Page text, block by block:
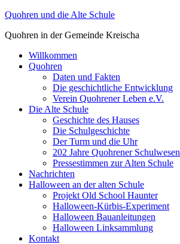
Zum
springen
Quohren und die Alte Schule
Quohren in der Gemeinde Kreischa
Willkommen
Quohren
Daten und Fakten
Die geschichtliche Entwicklung
Verein Quohrener Leben e.V.
Die Alte Schule
Geschichte des Hauses
Die Schulgeschichte
Der Turm und die Uhr
202 Jahre Quohrener Schulwesen
Pressestimmen zur Alten Schule
Nachrichten
Halloween an der alten Schule
Projekt Old School Haunter
Halloween-Kürbis-Experiment
Halloween Bauanleitungen
Halloween Linksammlung
Kontakt